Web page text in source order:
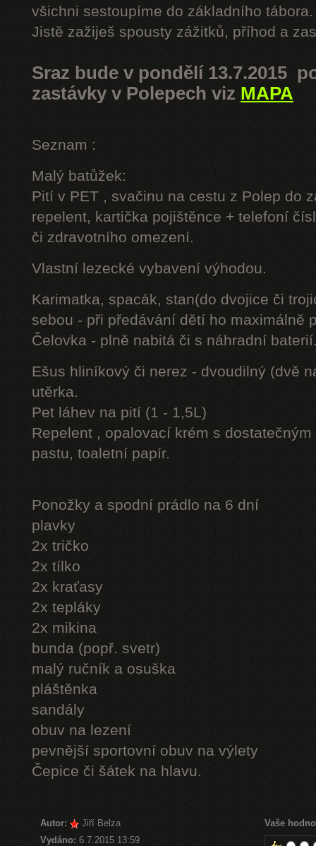
všichni sestoupíme do základního tábora.
Jistě zažiješ spousty zážitků, příhod a
Sraz bude v pondělí 13.7.2015
zastávky v Polepech viz MAPA
Seznam :
Malý batůžek:
Pití v PET , svačinu na cestu z Polep do
repelent, kartička pojištěnce + telefoní
či zdravotního omezení.
Vlastní lezecké vybavení výhodou.
Karimatka, spacák, stan(do dvojice či
sebou - při předávání dětí ho maximálně
Čelovka - plně nabitá či s náhradní
Ešus hliníkový či nerez - dvoudilný (dvě
utěrka.
Pet láhev na pití (1 - 1,5L)
Repelent , opalovací krém s
pastu, toaletní papír.
Ponožky a spodní prádlo na 6 dní
plavky
2x tričko
2x tílko
2x kraťasy
2x tepláky
2x mikina
bunda (popř. svetr)
malý ručník a osuška
pláštěnka
sandály
obuv na lezení
pevnější sportovní obuv na výlety
Čepice či šátek na hlavu.
Autor:
Jiří Belza
Vydáno: 6.7.2015 13:59
Vaše